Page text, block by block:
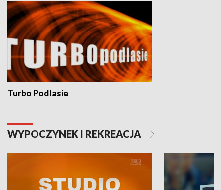
Turbo Podlasie
WYPOCZYNEK I REKREACJA